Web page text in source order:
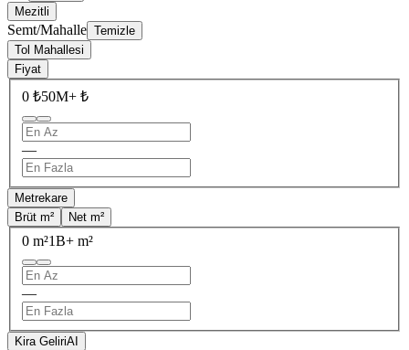
Mezitli
Semt/Mahalle Temizle
Tol Mahallesi
Fiyat
0 ₺50M+ ₺
—
Metrekare
Brüt m²
Net m²
0 m²1B+ m²
—
Kira GeliriAI